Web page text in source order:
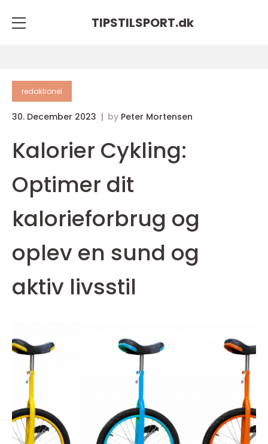
TIPSTILSPORT.dk
redaktionel
30. December 2023 by Peter Mortensen
Kalorier Cykling:
Optimer dit
kalorieforbrug og
oplev en sund og
aktiv livsstil